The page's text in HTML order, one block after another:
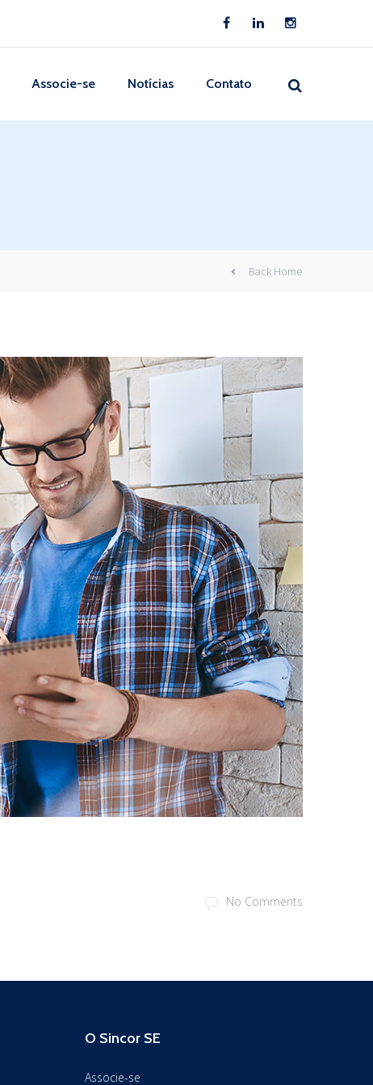
Associe-se Notícias Contato
Back Home
No Comments
O Sincor SE
Associe-se